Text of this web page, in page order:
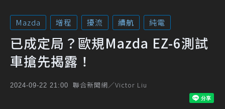
Mazda 增程 擾流 續航 純電
已成定局？歐規Mazda EZ-6測試
車搶先揭露！
2024-09-22 21:00 聯合新聞網／Victor Liu